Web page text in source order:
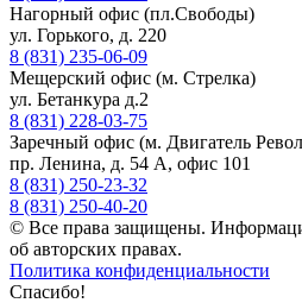
Нагорный офис (пл.Свободы)
ул. Горького, д. 220
8 (831) 235-06-09
Мещерский офис (м. Стрелка)
ул. Бетанкура д.2
8 (831) 228-03-75
Заречный офис (м. Двигатель
пр. Ленина, д. 54 А, офис 101
8 (831) 250-23-32
8 (831) 250-40-20
© Все права защищены.
об авторских правах.
Политика конфиденциальности
Спасибо!